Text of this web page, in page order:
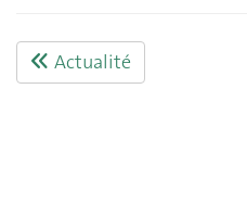
Actualité